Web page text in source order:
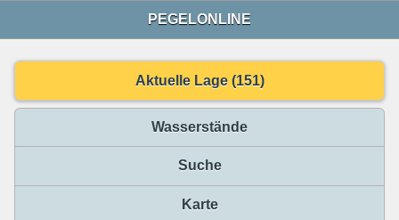
PEGELONLINE
Aktuelle Lage (151)
Wasserstände
Suche
Karte